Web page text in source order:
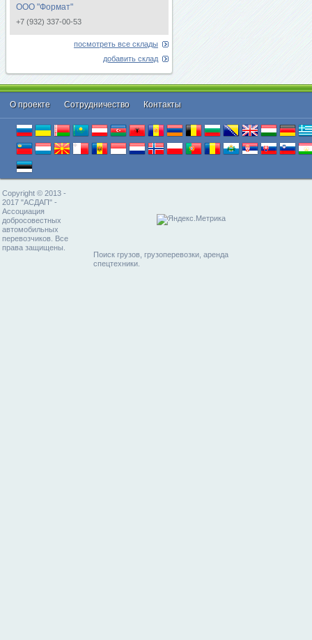
ООО "Формат"
+7 (932) 337-00-53
посмотреть все склады
добавить склад
О проекте Cотрудничество Контакты
Copyright © 2013 -
2017 "АСДАП" -
Ассоциация
добросовестных
автомобильных
перевозчиков. Все
права защищены.
Поиск грузов, грузоперевозки, аренда
спецтехники.